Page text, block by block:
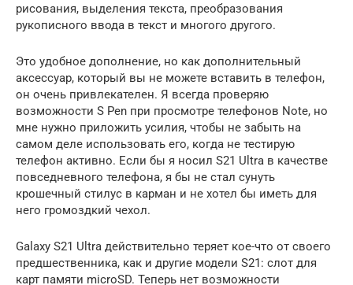
рисования, выделения текста, преобразования
рукописного ввода в текст и многого другого.
Это удобное дополнение, но как дополнительный
аксессуар, который вы не можете вставить в телефон,
он очень привлекателен. Я всегда проверяю
возможности S Pen при просмотре телефонов Note, но
мне нужно приложить усилия, чтобы не забыть на
самом деле использовать его, когда не тестирую
телефон активно. Если бы я носил S21 Ultra в качестве
повседневного телефона, я бы не стал сунуть
крошечный стилус в карман и не хотел бы иметь для
него громоздкий чехол.
Galaxy S21 Ultra действительно теряет кое-что от своего
предшественника, как и другие модели S21: слот для
карт памяти microSD. Теперь нет возможности